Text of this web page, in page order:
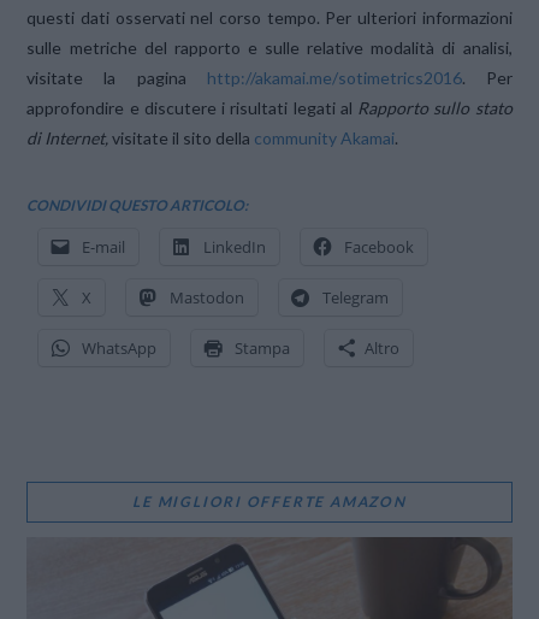
questi dati osservati nel corso tempo. Per ulteriori informazioni
sulle metriche del rapporto e sulle relative modalità di analisi,
visitate la pagina http://akamai.me/sotimetrics2016. Per
approfondire e discutere i risultati legati al Rapporto sullo stato
di Internet,visitate il sito della community Akamai.
CONDIVIDI QUESTO ARTICOLO:
E-mail LinkedIn Facebook
X Mastodon Telegram
WhatsApp Stampa Altro
LE MIGLIORI OFFERTE AMAZON